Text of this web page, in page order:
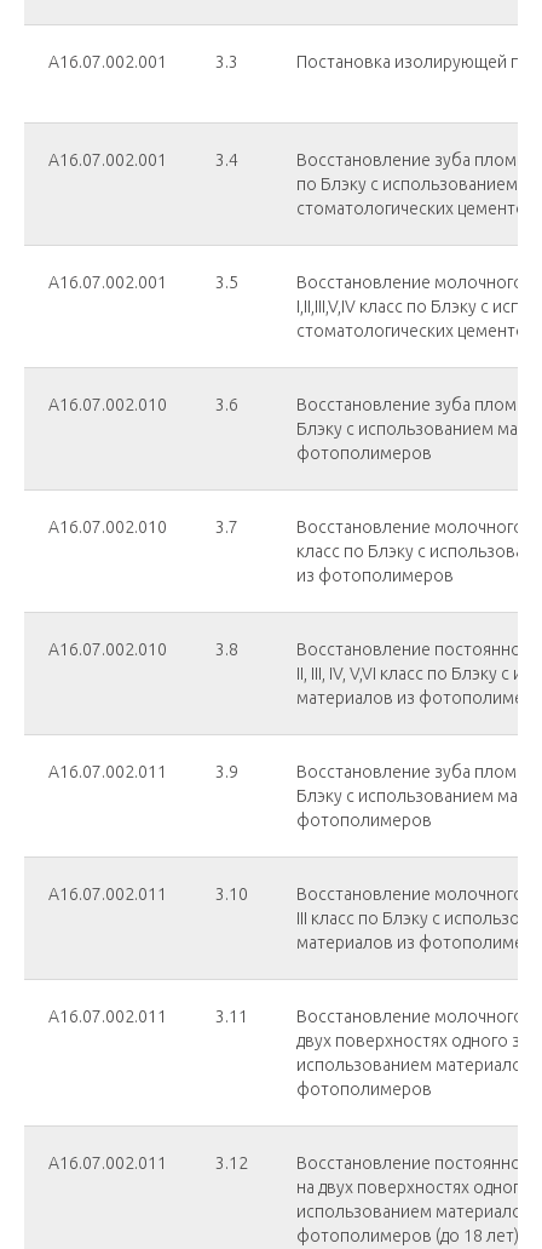
А16.07.002.001 3.3 Постановка изолирующей
А16.07.002.001 3.4
Восстановление зуба пломбой
по Блэку с использованием
стоматологических цементов
А16.07.002.001 3.5
Восстановление молочного
I,II,III,V,IV класс по Блэку с
стоматологических цементов
А16.07.002.010 3.6
Восстановление зуба
Блэку с использованием
фотополимеров
А16.07.002.010 3.7
Восстановление молочного
класс по Блэку с
из фотополимеров
А16.07.002.010 3.8
Восстановление
II, III, IV, V,VI класс по Блэку с
материалов из
А16.07.002.011 3.9
Восстановление зуба
Блэку с использованием
фотополимеров
А16.07.002.011 3.10
Восстановление молочного
III класс по Блэку с
материалов из
А16.07.002.011 3.11
Восстановление молочного
двух поверхностях одного
использованием материалов
фотополимеров
А16.07.002.011 3.12
Восстановление
на двух поверхностях одного
использованием материалов
фотополимеров (до 18 лет)